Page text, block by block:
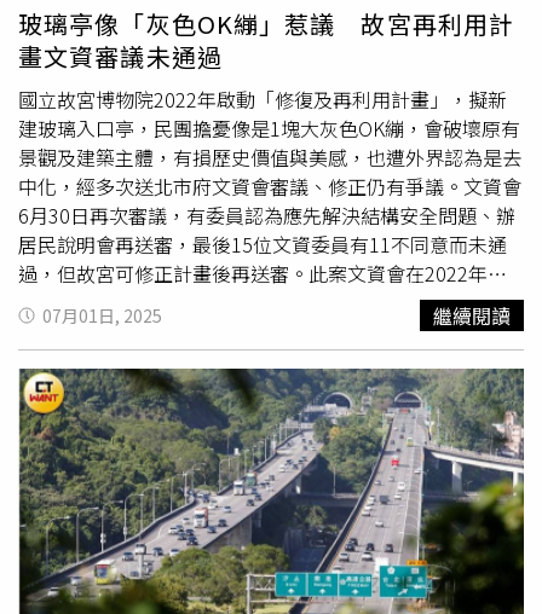
間，讓受服務者住得更舒服。華光基金會「芥子青年」繪畫
的中秋公益禮盒，封面故事竟是2024竹北「半城路跑」意
象，看了令人感動。（圖／翻攝自竹北市公所媒體群組）鄭
朝方大表認同，直指自己一向重視特殊學童的潛能發展，在
上任竹北市長後，便推動「早療先行 VIP 通道」，就是希望
能鼓勵這些孩子融入社會、積極參與各式活動。他回憶，
2024年12月市公所首度舉辦「半城路跑」，就特別邀請包
含華光「芥子青年」們一同參加，讓青年成為竹北城市盛事
的一部分。他呼籲，心智障礙者需要的不是被同情或給予，
而是該以平等、尊重的態度看待。鄭朝方感性表示，每份捐
助都是幫助芥子青年奔向更光亮未來的力量，今年第二屆竹
北「半城路跑」也會邀請社福團體躬逢其盛，一般民眾也可
在10月7日前上竹北市公所報名，一同用雙腳記錄這座城市
的進化歷程。
玻璃亭像「灰色OK繃」惹議 故宮再利用計
畫文資審議未通過
國立故宮博物院2022年啟動「修復及再利用計畫」，擬新
建玻璃入口亭，民團擔憂像是1塊大灰色OK繃，會破壞原有
景觀及建築主體，有損歷史價值與美感，也遭外界認為是去
中化，經多次送北市府文資會審議、修正仍有爭議。文資會
6月30日再次審議，有委員認為應先解決結構安全問題、辦
居民說明會再送審，最後15位文資委員有11不同意而未通
過，但故宮可修正計畫後再送審。此案文資會在2022年首
度審查，決議不同意通過但得修正後再送審，故宮陸續在
2024年10月、今年5月及6月陸續檢送修正計畫。負責設計
的宗邁建築師事務所昨說明，故宮主體建築損壞老化、結構
不符當今耐震強度，利用2樓閒置空間設置新入口玻璃亭，
優化空間動線，還能引入自然光照入地下1、2樓，羅浮宮近
年有新增入口，美國大都會博物館更擴建15次，英國大英博
物館也有增建，但故宮卻停留在2007年。有民團認為，玻
璃亭「像是1塊大灰色OK繃」，影響主體景觀，甚至會擋住
故宮正館建築、遮蔽中軸線及「中山博物院」匾額和主體牆
面，恐已違反《文化資產保存法》；另有民團建議，捷運環
狀線北環段將會在故宮開闢Y28站出入口，應和北市捷運局
07月01日, 2025 繼續閱讀